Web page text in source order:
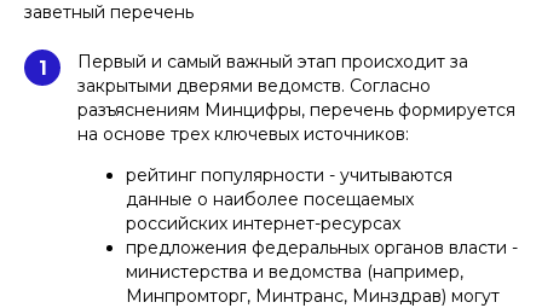
заветный перечень
1
Первый и самый важный этап происходит за
закрытыми дверями ведомств. Согласно
разъяснениям Минцифры, перечень формируется
на основе трех ключевых источников:
рейтинг популярности - учитываются
данные о наиболее посещаемых
российских интернет-ресурсах
предложения федеральных органов власти -
министерства и ведомства (например,
Минпромторг, Минтранс, Минздрав) могут